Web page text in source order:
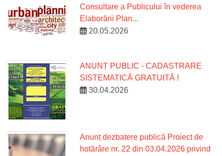
Consultare a Publicului în vederea
Elaborării Plan...
20.05.2026
ANUNȚ PUBLIC - CADASTRARE
SISTEMATICĂ GRATUITĂ !
30.04.2026
Anunț dezbatere publică Proiect de
hotărâre nr. 22 din 03.04.2026 privind